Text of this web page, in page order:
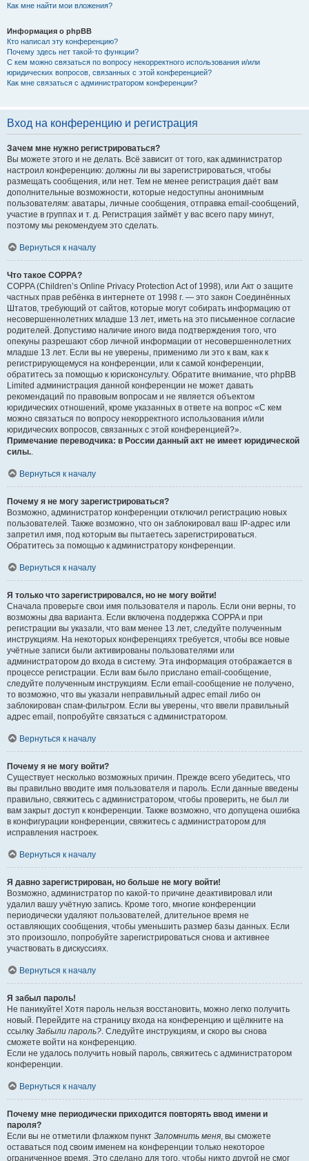
Как мне найти мои вложения?
Информация о phpBB
Кто написал эту конференцию?
Почему здесь нет такой-то функции?
С кем можно связаться по вопросу некорректного использования и/или
юридических вопросов, связанных с этой конференцией?
Как мне связаться с администратором конференции?
Вход на конференцию и регистрация
Зачем мне нужно регистрироваться?
Вы можете этого и не делать. Всё зависит от того, как администратор
настроил конференцию: должны ли вы зарегистрироваться, чтобы
размещать сообщения, или нет. Тем не менее регистрация даёт вам
дополнительные возможности, которые недоступны анонимным
пользователям: аватары, личные сообщения, отправка email-сообщений,
участие в группах и т. д. Регистрация займёт у вас всего пару минут,
поэтому мы рекомендуем это сделать.
Вернуться к началу
Что такое COPPA?
COPPA (Children’s Online Privacy Protection Act of 1998), или Акт о защите
частных прав ребёнка в интернете от 1998 г. — это закон Соединённых
Штатов, требующий от сайтов, которые могут собирать информацию от
несовершеннолетних младше 13 лет, иметь на это письменное согласие
родителей. Допустимо наличие иного вида подтверждения того, что
опекуны разрешают сбор личной информации от несовершеннолетних
младше 13 лет. Если вы не уверены, применимо ли это к вам, как к
регистрирующемуся на конференции, или к самой конференции,
обратитесь за помощью к юрисконсульту. Обратите внимание, что phpBB
Limited администрация данной конференции не может давать
рекомендаций по правовым вопросам и не является объектом
юридических отношений, кроме указанных в ответе на вопрос «С кем
можно связаться по вопросу некорректного использования и/или
юридических вопросов, связанных с этой конференцией?».
Примечание переводчика: в России данный акт не имеет юридической
силы..
Вернуться к началу
Почему я не могу зарегистрироваться?
Возможно, администратор конференции отключил регистрацию новых
пользователей. Также возможно, что он заблокировал ваш IP-адрес или
запретил имя, под которым вы пытаетесь зарегистрироваться.
Обратитесь за помощью к администратору конференции.
Вернуться к началу
Я только что зарегистрировался, но не могу войти!
Сначала проверьте свои имя пользователя и пароль. Если они верны, то
возможны два варианта. Если включена поддержка COPPA и при
регистрации вы указали, что вам менее 13 лет, следуйте полученным
инструкциям. На некоторых конференциях требуется, чтобы все новые
учётные записи были активированы пользователями или
администратором до входа в систему. Эта информация отображается в
процессе регистрации. Если вам было прислано email-сообщение,
следуйте полученным инструкциям. Если email-сообщение не получено,
то возможно, что вы указали неправильный адрес email либо он
заблокирован спам-фильтром. Если вы уверены, что ввели правильный
адрес email, попробуйте связаться с администратором.
Вернуться к началу
Почему я не могу войти?
Существует несколько возможных причин. Прежде всего убедитесь, что
вы правильно вводите имя пользователя и пароль. Если данные введены
правильно, свяжитесь с администратором, чтобы проверить, не был ли
вам закрыт доступ к конференции. Также возможно, что допущена ошибка
в конфигурации конференции, свяжитесь с администратором для
исправления настроек.
Вернуться к началу
Я давно зарегистрирован, но больше не могу войти!
Возможно, администратор по какой-то причине деактивировал или
удалил вашу учётную запись. Кроме того, многие конференции
периодически удаляют пользователей, длительное время не
оставляющих сообщения, чтобы уменьшить размер базы данных. Если
это произошло, попробуйте зарегистрироваться снова и активнее
участвовать в дискуссиях.
Вернуться к началу
Я забыл пароль!
Не паникуйте! Хотя пароль нельзя восстановить, можно легко получить
новый. Перейдите на страницу входа на конференцию и щёлкните на
ссылку Забыли пароль?. Следуйте инструкциям, и скоро вы снова
сможете войти на конференцию.
Если не удалось получить новый пароль, свяжитесь с администратором
конференции.
Вернуться к началу
Почему мне периодически приходится повторять ввод имени и
пароля?
Если вы не отметили флажком пункт Запомнить меня, вы сможете
оставаться под своим именем на конференции только некоторое
ограниченное время. Это сделано для того, чтобы никто другой не смог